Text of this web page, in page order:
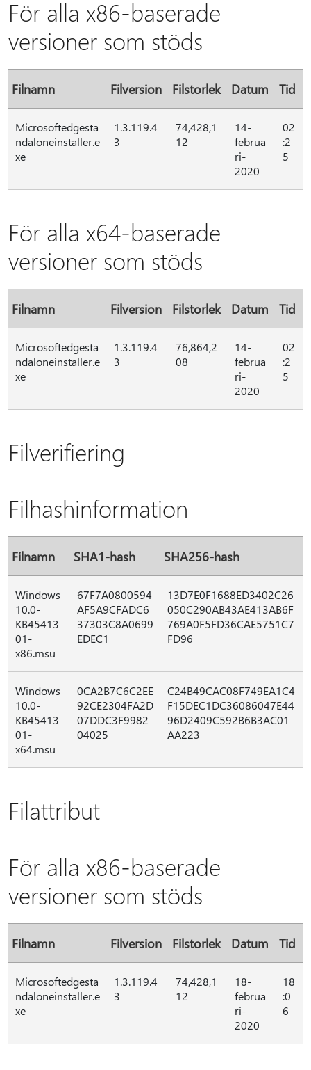
För alla x86-baserade
versioner som stöds
Filnamn Filversion Filstorlek Datum Tid
Microsoftedgesta
ndaloneinstaller.e
xe
1.3.119.4
3
74,428,1
12
14-
februa
ri-
2020
02
:2
5
För alla x64-baserade
versioner som stöds
Filnamn Filversion Filstorlek Datum Tid
Microsoftedgesta
ndaloneinstaller.e
xe
1.3.119.4
3
76,864,2
08
14-
februa
ri-
2020
02
:2
5
Filverifiering
Filhashinformation
Filnamn SHA1-hash SHA256-hash
Windows
10.0-
KB45413
01-
x86.msu
67F7A0800594
AF5A9CFADC6
37303C8A0699
EDEC1
13D7E0F1688ED3402C26
050C290AB43AE413AB6F
769A0F5FD36CAE5751C7
FD96
Windows
10.0-
KB45413
01-
x64.msu
0CA2B7C6C2EE
92CE2304FA2D
07DDC3F9982
04025
C24B49CAC08F749EA1C4
F15DEC1DC36086047E44
96D2409C592B6B3AC01
AA223
Filattribut
För alla x86-baserade
versioner som stöds
Filnamn Filversion Filstorlek Datum Tid
Microsoftedgesta
ndaloneinstaller.e
xe
1.3.119.4
3
74,428,1
12
18-
februa
ri-
2020
18
:0
6